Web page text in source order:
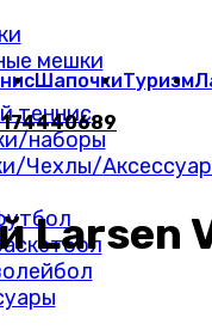
мешки
теннис
наборы
Чехлы/
ШапочкиТуризм
Larsen